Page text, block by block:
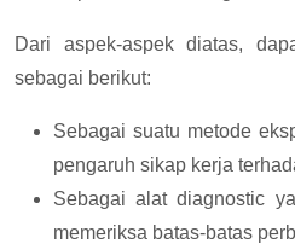
Dari aspek-aspek diatas,
sebagai berikut:
Sebagai suatu metode
pengaruh sikap kerja
Sebagai alat diagnostic
memeriksa batas-batas